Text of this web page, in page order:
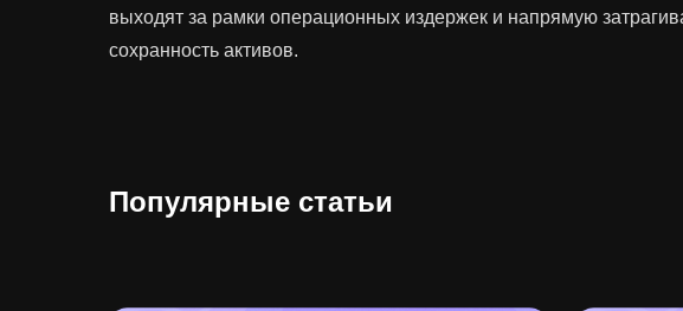
выходят за рамки операционных издержек и напрямую
сохранность активов.
Популярные статьи